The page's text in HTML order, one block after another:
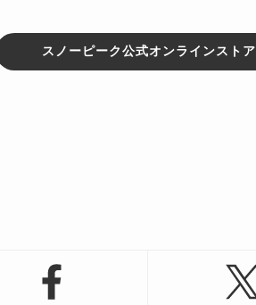
スノーピーク公式オンラインストア